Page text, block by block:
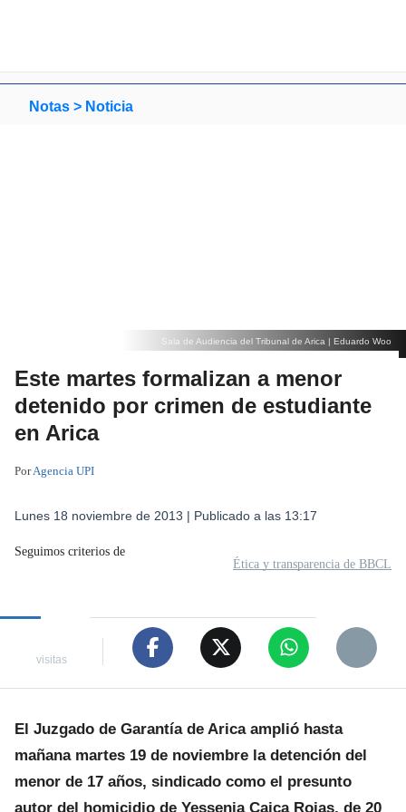
Notas >Noticia
Sala de Audiencia del Tribunal de Arica | Eduardo Woo
Este martes formalizan a menor
detenido por crimen de
estudiante en Arica
PorAgencia UPI
Lunes 18 noviembre de 2013 | Publicado a las 13:17
Seguimos criterios de
Ética y transparencia de BBCL
visitas
El Juzgado de Garantía de Arica amplió hasta
mañana martes 19 de noviembre la detención
del menor de 17 años, sindicado como el
presunto autor del homicidio de Yessenia Caica